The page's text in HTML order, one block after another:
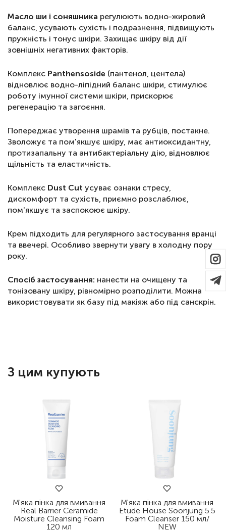
Масло ши і соняшника регулюють водно-жировий
баланс, усувають сухість і подразнення, підвищують
пружність і тонус шкіри. Захищає шкіру від дії
зовнішніх негативних факторів.
Комплекс Panthensoside (пантенол, центела)
відновлює водно-ліпідний баланс шкіри, стимулює
роботу імунної системи шкіри, прискорює
регенерацію та загоєння.
Попереджає утворення шрамів та рубців, постакне.
Зволожує та пом'якшує шкіру, має антиоксидантну,
протизапальну та антибактеріальну дію, відновлює
щільність та еластичність.
Комплекс Dust Cut усуває ознаки стресу,
дискомфорт та сухість, приємно розслаблює,
пом'якшує та заспокоює шкіру.
Крем підходить для регулярного застосування вранці
та ввечері. Особливо звернути увагу в холодну пору
року.
Спосіб застосування: нанести на очищену та
тонізовану шкіру, рівномірно розподілити. Можна
використовувати як базу під макіяж або під санскрін.
З цим купують
М'яка пінка для вмивання
Real Barrier Ceramide
Moisture Cleansing Foam
120 мл
М'яка пінка для вмивання
Etude House Soonjung 5.5
Foam Cleanser 150 мл/
NEW